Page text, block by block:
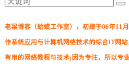
老梁博客（蛤蟆工作室），初建于06年11
作系统应用与计算机网络技术的综合IT网
有用的网络教程与技术;因为专注，所以专